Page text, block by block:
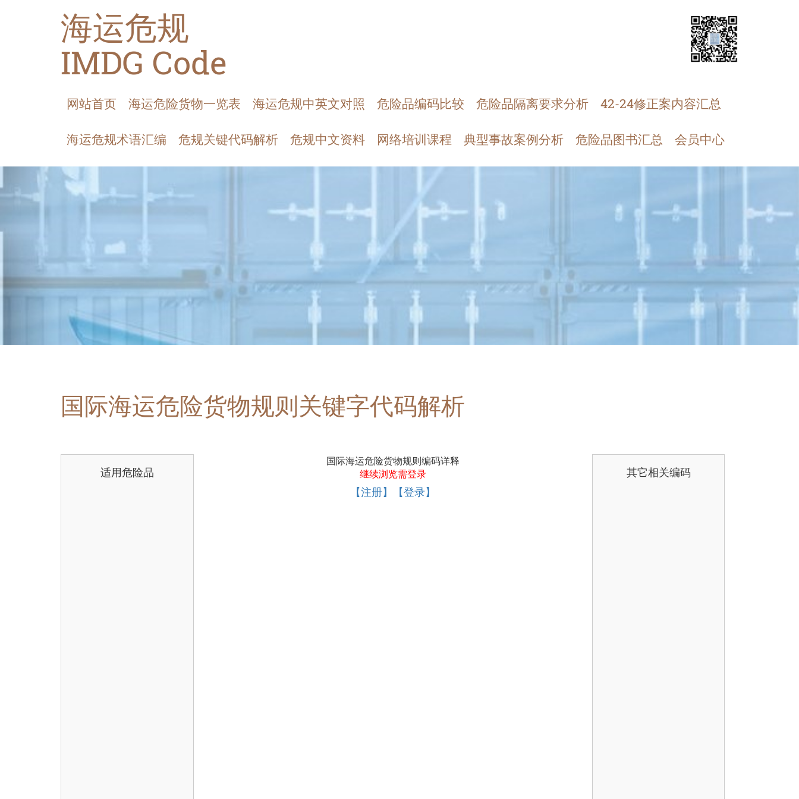
海运危规
IMDG Code
网站首页 海运危险货物一览表 海运危规中英文对照 危险品编码比较 危险品隔离要求分析 42-24修正案内容汇总
海运危规术语汇编 危规关键代码解析 危规中文资料 网络培训课程 典型事故案例分析 危险品图书汇总 会员中心
国际海运危险货物规则关键字代码解析
适用危险品
国际海运危险货物规则编码详释
继续浏览需登录
【注册】【登录】
其它相关编码